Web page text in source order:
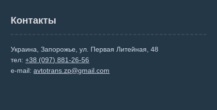
Контакты
Украина, Запорожье, ул. Первая Литейная, 48
тел:+38 (097) 881-26-56
e-mail:avtotrans.zp@gmail.com